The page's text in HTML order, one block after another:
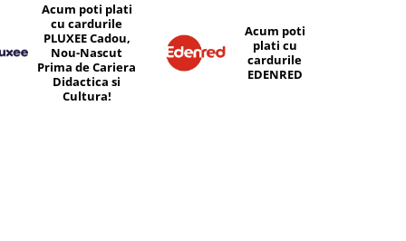
Acum poti plati
cu cardurile
PLUXEE Cadou,
Nou-Nascut
Prima de Cariera
Didactica si
Cultura!
Acum poti
plati cu
cardurile
EDENRED